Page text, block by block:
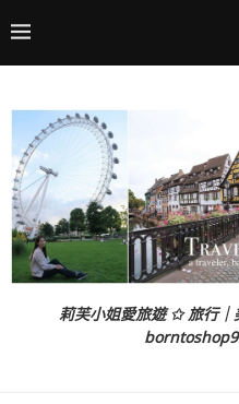
莉芙小姐愛旅遊 ✩ 旅行